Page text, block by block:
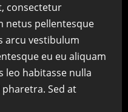
consectetur
netus pellentesque
arcu vestibulum
eu eu aliquam
leo habitasse nulla
Sed at